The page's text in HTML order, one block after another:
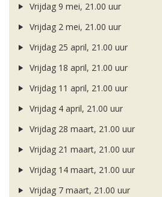
Vrijdag 9 mei, 21.00 uur
Vrijdag 2 mei, 21.00 uur
Vrijdag 25 april, 21.00 uur
Vrijdag 18 april, 21.00 uur
Vrijdag 11 april, 21.00 uur
Vrijdag 4 april, 21.00 uur
Vrijdag 28 maart, 21.00 uur
Vrijdag 21 maart, 21.00 uur
Vrijdag 14 maart, 21.00 uur
Vrijdag 7 maart, 21.00 uur